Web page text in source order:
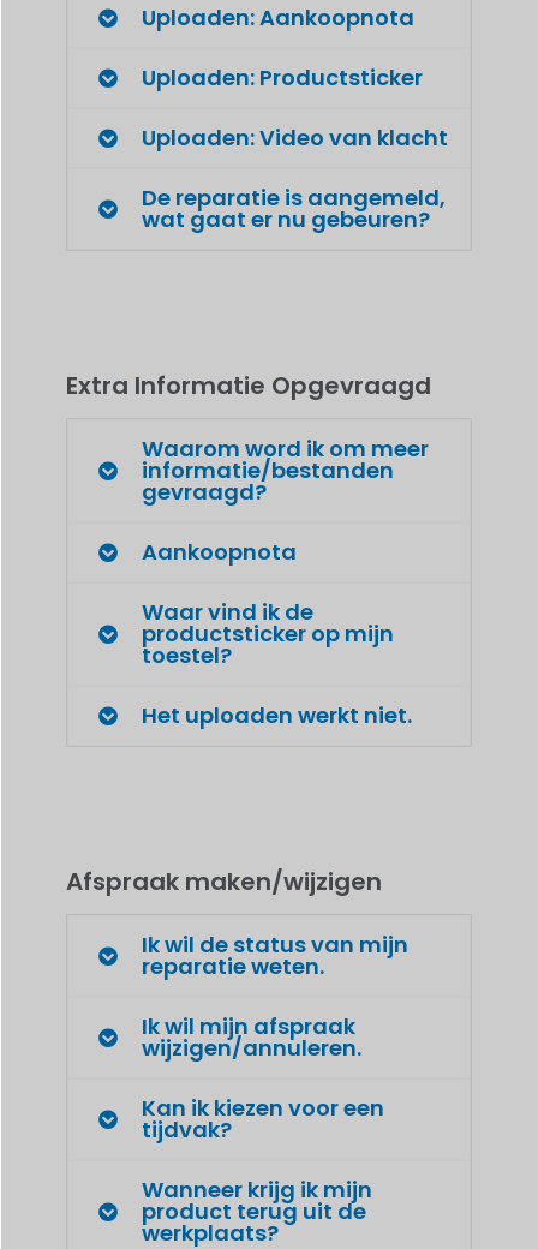
Uploaden: Aankoopnota
Uploaden: Productsticker
Uploaden: Video van klacht
De reparatie is aangemeld,
wat gaat er nu gebeuren?
Extra Informatie Opgevraagd
Waarom word ik om meer
informatie/bestanden
gevraagd?
Aankoopnota
Waar vind ik de
productsticker op mijn
toestel?
Het uploaden werkt niet.
Afspraak maken/wijzigen
Ik wil de status van mijn
reparatie weten.
Ik wil mijn afspraak
wijzigen/annuleren.
Kan ik kiezen voor een
tijdvak?
Wanneer krijg ik mijn
product terug uit de
werkplaats?